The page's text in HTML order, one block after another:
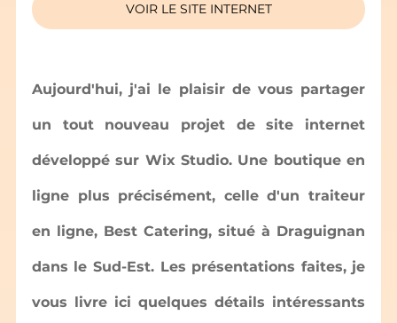
VOIR LE SITE INTERNET
Aujourd'hui, j'ai le plaisir de vous partager
un tout nouveau projet de site internet
développé sur Wix Studio. Une boutique en
ligne plus précisément, celle d'un traiteur
en ligne, Best Catering, situé à Draguignan
dans le Sud-Est. Les présentations faites, je
vous livre ici quelques détails intéressants